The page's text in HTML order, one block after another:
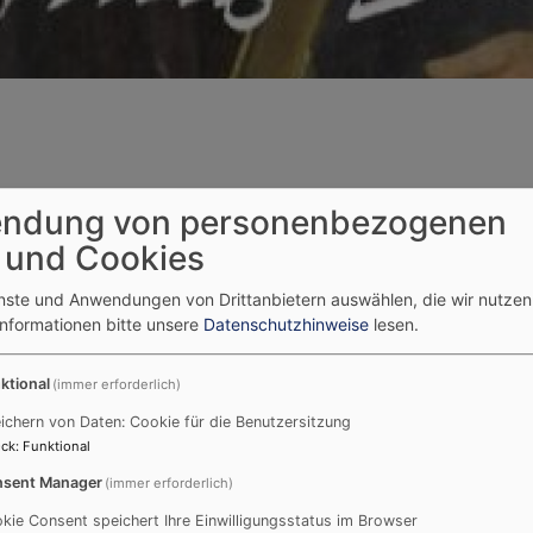
- Coburg
ein neues Buch in der Reihe "Orte der Reformation" in
Greiner, als Mitherausgeberin vorgestellt.
den halbjährigen Aufenthalt Martin Luthers auf der
der deutschlandweiten Buchreihe „Orte der
Bildband über Coburg erschienen.
von personenbezogenen
Cookies
und Anwendungen von Drittanbietern auswählen, die wir
bitte unsere Datenschutzhinweise lesen.
(immer erforderlich)
von Daten: Cookie für die Benutzersitzung
: Funktional
Manager (immer erforderlich)
Consent speichert Ihre Einwilligungsstatus im Browser